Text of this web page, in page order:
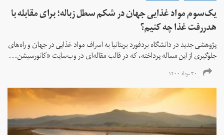
یک‌سوم مواد غذایی جهان در شکم سطل زباله؛ برای مقابله با
هدر‌رفت غذا چه کنیم؟
پژوهشی جدید در دانشگاه بردفورد بریتانیا به اسراف مواد غذایی در جهان و راه‌های
جلوگیری از این مساله پرداخته، که در قالب مقاله‌ای در وب‌سایت «کانورسیشن...
۳۰ مرداد ۱۴۰۰